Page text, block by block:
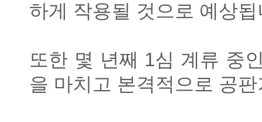
하게 작용될 것으로 예상
또한 몇 년째 1심 계류 중
을 마치고 본격적으로 공